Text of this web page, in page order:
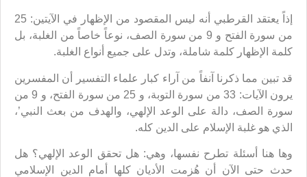
إذاً يعتقد القرطبي أنه ليس المقصود من الإظهار في الآيتين: 25
من سورة الفتح و 9 من سورة الصف، نوعاً خاصاً من الغلبة، بل
كلمة الإظهار كلمة شاملة، وتدل على جميع أنواع الغلبة.
قد تبين مما ذكرنا آنفاً من آراء كبار علماء التفسير أن المفسرين
يرون الآيات: 33 من سورة التوبة، و 25 من سورة الفتح، و 9 من
سورة الصف، دالة على الوعد الإلهي، والهدف من بعث النبي’،
الذي هو غلبة الإسلام على الدين كله.
وها هنا أسئلة تطرح نفسها، وهي: هل تحقق الوعد الإلهي؟ هل
حدث حتى الآن أن هُزمت الأديان كلها أمام الدين الإسلامي